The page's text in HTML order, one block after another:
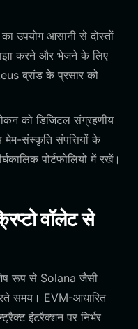
उपयोग आसानी से दोस्तों
करने और भेजने के लिए
ब्रांड के प्रसार को
को डिजिटल संग्रहणीय
मेम-संस्कृति संपत्तियों के
पोर्टफोलियो में रखें।
वॉलेट से
रूप से Solana जैसी
समय। EVM-आधारित
इंटरैक्शन पर निर्भर